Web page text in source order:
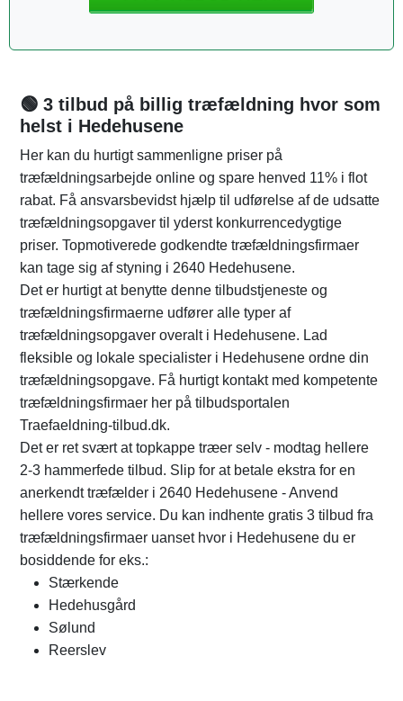
🟢 3 tilbud på billig træfældning hvor som
helst i Hedehusene
Her kan du hurtigt sammenligne priser på
træfældningsarbejde online og spare henved 11% i flot
rabat. Få ansvarsbevidst hjælp til udførelse af de udsatte
træfældningsopgaver til yderst konkurrencedygtige
priser. Topmotiverede godkendte træfældningsfirmaer
kan tage sig af styning i 2640 Hedehusene.
Det er hurtigt at benytte denne tilbudstjeneste og
træfældningsfirmaerne udfører alle typer af
træfældningsopgaver overalt i Hedehusene. Lad
fleksible og lokale specialister i Hedehusene ordne din
træfældningsopgave. Få hurtigt kontakt med kompetente
træfældningsfirmaer her på tilbudsportalen
Traefaeldning-tilbud.dk.
Det er ret svært at topkappe træer selv - modtag hellere
2-3 hammerfede tilbud. Slip for at betale ekstra for en
anerkendt træfælder i 2640 Hedehusene - Anvend
hellere vores service. Du kan indhente gratis 3 tilbud fra
træfældningsfirmaer uanset hvor i Hedehusene du er
bosiddende for eks.:
Stærkende
Hedehusgård
Sølund
Reerslev